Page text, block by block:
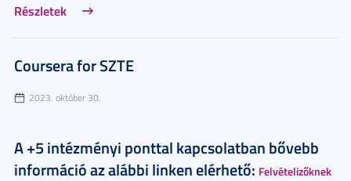
Részletek
Coursera for SZTE
2023. október 30.
A +5 intézményi ponttal kapcsolatban bővebb
információ az alábbi linken elérhető: Felvételizőknek